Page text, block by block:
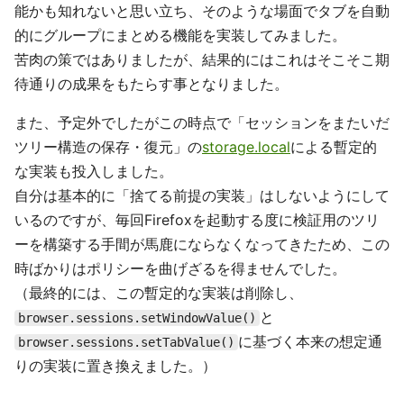
能かも知れないと思い立ち、そのような場面でタブを自動
的にグループにまとめる機能を実装してみました。
苦肉の策ではありましたが、結果的にはこれはそこそこ期
待通りの成果をもたらす事となりました。
また、予定外でしたがこの時点で「セッションをまたいだ
ツリー構造の保存・復元」のstorage.localによる暫定的
な実装も投入しました。
自分は基本的に「捨てる前提の実装」はしないようにして
いるのですが、毎回Firefoxを起動する度に検証用のツリ
ーを構築する手間が馬鹿にならなくなってきたため、この
時ばかりはポリシーを曲げざるを得ませんでした。
（最終的には、この暫定的な実装は削除し、
browser.sessions.setWindowValue() と
browser.sessions.setTabValue() に基づく本来の想定通
りの実装に置き換えました。）